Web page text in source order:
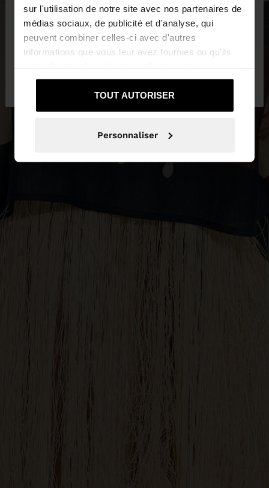
sur l'utilisation de notre site avec nos partenaires de
médias sociaux, de publicité et d'analyse, qui
peuvent combiner celles-ci avec d'autres
informations que vous leur avez fournies ou qu'ils
services.
TOUT AUTORISER
Personnaliser
Vous accédez au site depuis Belgique. Voulez-vous
parcourir notre site au United States?